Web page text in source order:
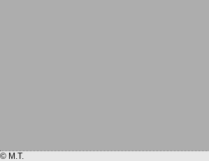
© M.T.